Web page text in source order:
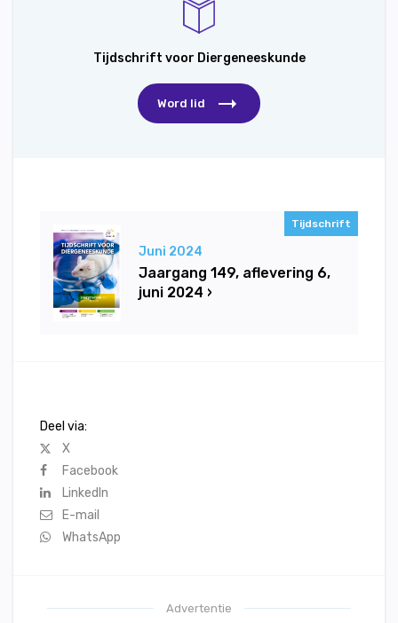
Tijdschrift voor Diergeneeskunde
Word lid
Tijdschrift
Juni 2024
Jaargang 149, aflevering 6,
juni 2024 ›
Deel via:
X
Facebook
LinkedIn
E-mail
WhatsApp
Advertentie